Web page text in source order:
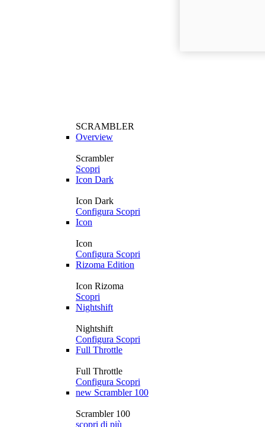
SCRAMBLER
Overview
Scrambler
Scopri
Icon Dark
Icon Dark
Configura Scopri
Icon
Icon
Configura Scopri
Rizoma Edition
Icon Rizoma
Scopri
Nightshift
Nightshift
Configura Scopri
Full Throttle
Full Throttle
Configura Scopri
new Scrambler 100
Scrambler 100
scopri di più